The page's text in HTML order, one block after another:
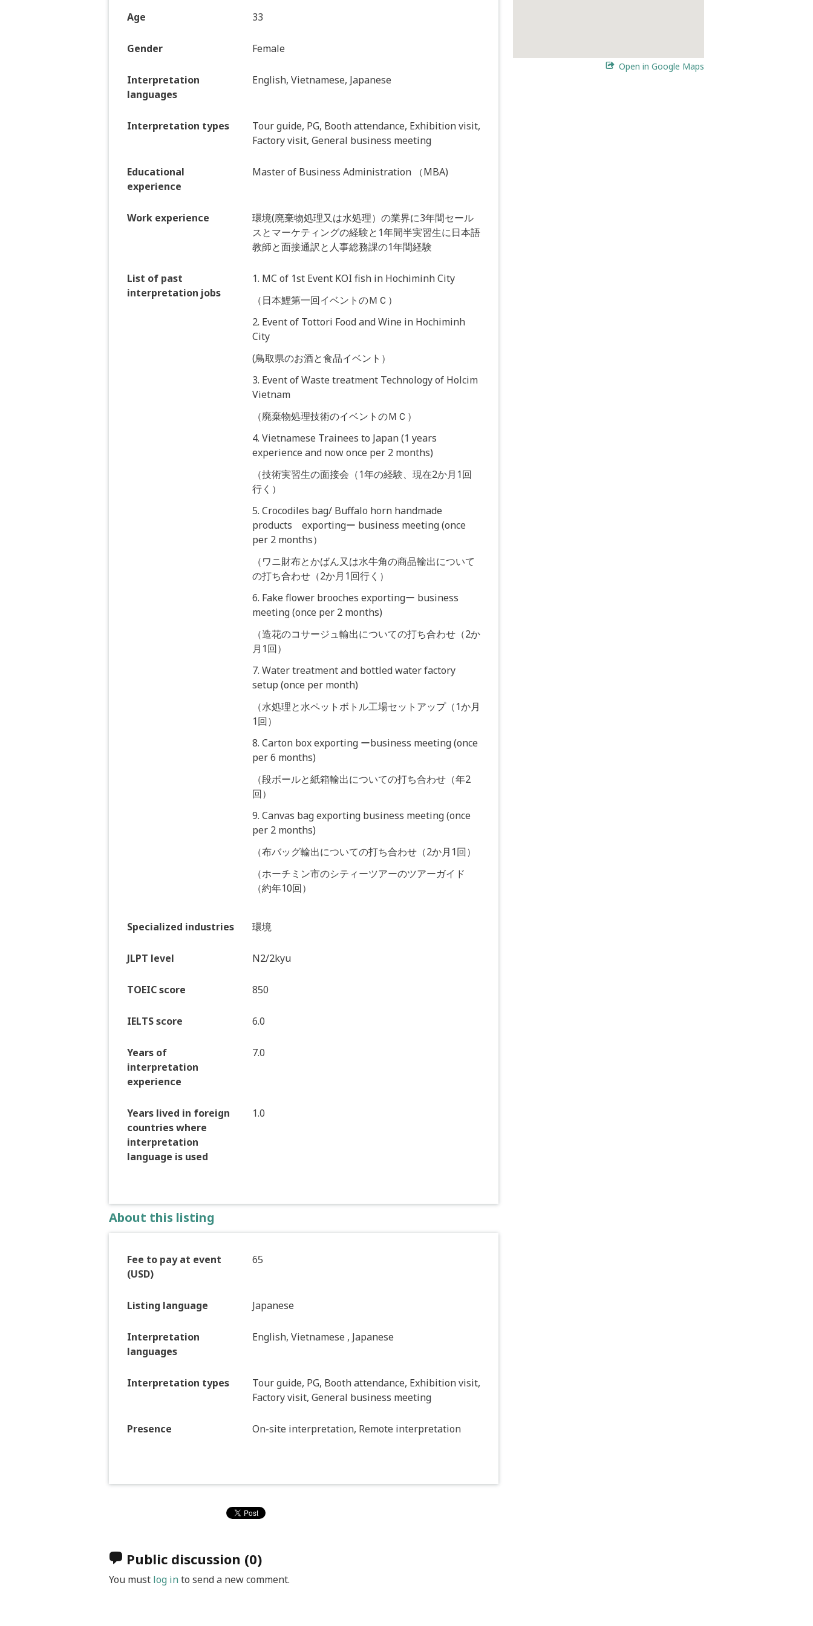
Age 33
Gender Female
Interpretation
languages
English, Vietnamese, Japanese
Interpretation types
Tour guide, PG, Booth attendance, Exhibition visit,
Factory visit, General business meeting
Educational
experience
Master of Business Administration （MBA)
Work experience
環境(廃棄物処理又は水処理）の業界に3年間セール
スとマーケティングの経験と1年間半実習生に日本語
教師と面接通訳と人事総務課の1年間経験
List of past
interpretation jobs
1. MC of 1st Event KOI fish in Hochiminh City
（日本鯉第一回イベントのＭＣ）
2. Event of Tottori Food and Wine in Hochiminh
City
(鳥取県のお酒と食品イベント）
3. Event of Waste treatment Technology of Holcim
Vietnam
（廃棄物処理技術のイベントのＭＣ）
4. Vietnamese Trainees to Japan (1 years
experience and now once per 2 months)
（技術実習生の面接会（1年の経験、現在2か月1回
行く）
5. Crocodiles bag/ Buffalo horn handmade
products exportingー business meeting (once
per 2 months）
（ワニ財布とかばん又は水牛角の商品輸出について
の打ち合わせ（2か月1回行く）
6. Fake flower brooches exportingー business
meeting (once per 2 months)
（造花のコサージュ輸出についての打ち合わせ（2か
月1回）
7. Water treatment and bottled water factory
setup (once per month)
（水処理と水ペットボトル工場セットアップ（1か月
1回）
8. Carton box exporting ーbusiness meeting (once
per 6 months)
（段ボールと紙箱輸出についての打ち合わせ（年2
回）
9. Canvas bag exporting business meeting (once
per 2 months)
（布バッグ輸出についての打ち合わせ（2か月1回）
（ホーチミン市のシティーツアーのツアーガイド
（約年10回）
Specialized industries 環境
JLPT level N2/2kyu
TOEIC score 850
IELTS score 6.0
Years of
interpretation
experience
7.0
Years lived in foreign
countries where
interpretation
language is used
1.0
About this listing
Fee to pay at event
(USD)
65
Listing language Japanese
Interpretation
languages
English, Vietnamese , Japanese
Interpretation types
Tour guide, PG, Booth attendance, Exhibition visit,
Factory visit, General business meeting
Presence On-site interpretation, Remote interpretation
Public discussion (0)
You must log into send a new comment.
Open in Google Maps